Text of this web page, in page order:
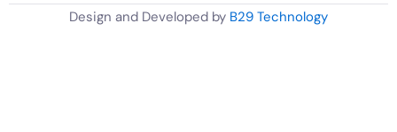
o
e
r
b
Design and Developed by B29 Technology